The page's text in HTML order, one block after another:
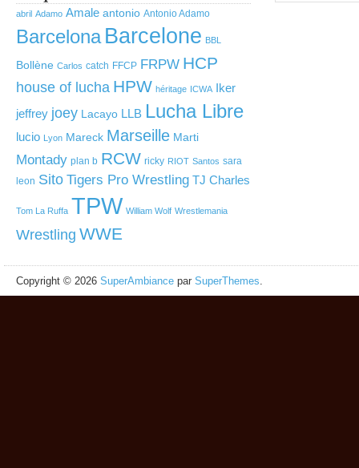
abril Adamo Amale antonio Antonio Adamo
Barcelona Barcelone BBL
Bollène Carlos catch FFCP FRPW HCP
house of lucha HPW héritage ICWA Iker
jeffrey joey Lacayo LLB Lucha Libre
lucio Lyon Mareck Marseille Marti
Montady plan b RCW ricky RIOT Santos sara
leon Sito Tigers Pro Wrestling TJ Charles
Tom La Ruffa TPW William Wolf Wrestlemania
Wrestling WWE
Copyright © 2026 SuperAmbiance par SuperThemes.